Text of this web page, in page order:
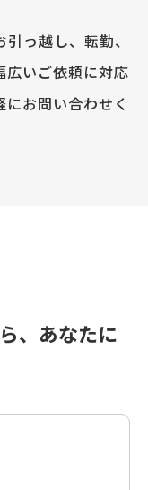
っ越し、転勤、
広いご依頼に対応
お問い合わせく
、 あなたに